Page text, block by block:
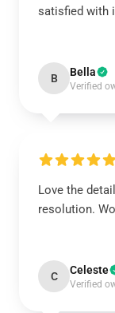
satisfied with
B Bella
Verified
Love the
resolution.
C Celeste
Verified